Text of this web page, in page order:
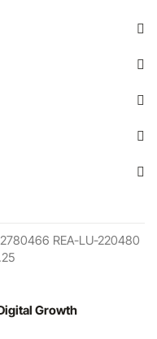
REA-LU-220480
Growth